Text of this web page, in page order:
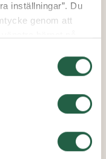
inställningar”. Du
genom att
och hur vi
sekretesspolicy